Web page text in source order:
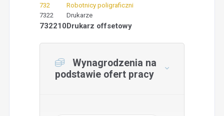
732
Robotnicy poligraficzni
7322
Drukarze
732210Drukarz offsetowy
Wynagrodzenia na
podstawie ofert pracy